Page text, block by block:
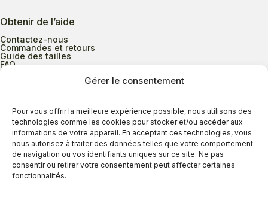
Gérer le consentement
Pour vous offrir la meilleure expérience possible, nous utilisons des
technologies comme les cookies pour stocker et/ou accéder aux
informations de votre appareil. En acceptant ces technologies, vous
nous autorisez à traiter des données telles que votre comportement
de navigation ou vos identifiants uniques sur ce site. Ne pas
consentir ou retirer votre consentement peut affecter certaines
fonctionnalités.
Obtenir de l’aide
Contactez-nous
Commandes et retours
Guide des tailles
FAQ
Heures d’ouverture
Lundi au mercredi
9h00 à 17h30
Jeudi
9h00 à 20h00
Vendredi
9h00 à 18h00